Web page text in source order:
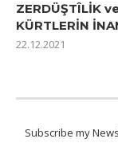
ZERDÜŞTÎLİK
KÜRTLERİN
22.12.2021
Subscribe my